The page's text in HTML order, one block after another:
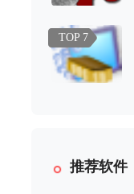
TOP 7
推荐软件